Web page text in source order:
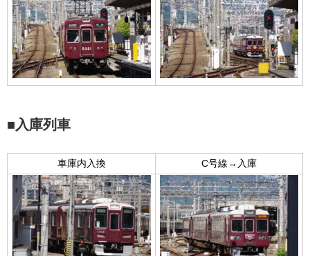
■入庫列車
車庫内入換 C号線→入庫